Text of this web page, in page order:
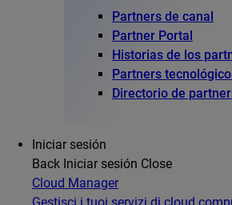
Partners de canal
Partner Portal
Historias de los
Partners
Directorio de
Iniciar sesión
Back Iniciar sesión Close
Cloud Manager